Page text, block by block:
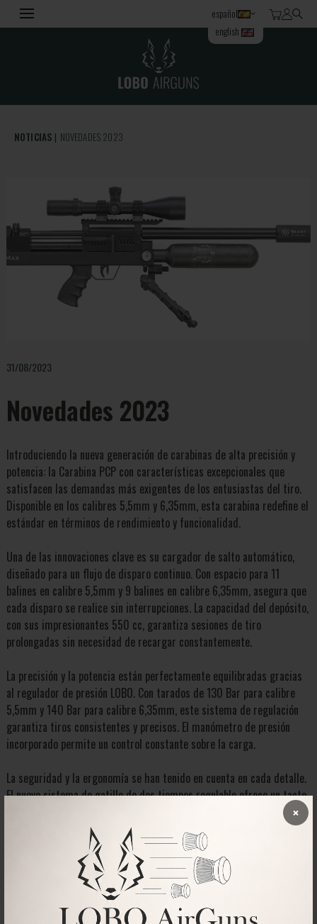
×
español
english
NOTICIAS NOVEDADES 2023
31/08/2023
Novedades 2023
Introduciendo la nueva generación de carabinas de alta precisión y
potencia: la Carabina PCP con características excepcionales que
satisfacen las demandas más exigentes de los entusiastas del tiro.
Disponible en los calibres 5,5mm y 6,35mm, esta carabina redefine el
estándar en términos de rendimiento y funcionalidad.
Una de las innovaciones clave es su cargador de salto automático,
diseñado para un flujo de disparo continuo. Con espacio para 11
balines en calibre 5,5mm y 9 balines en calibre 6,35mm, asegura que
cada disparo se realice sin interrupciones. La capacidad del depósito,
con sus impresionantes 550 cc, garantiza sesiones de tiro
prolongadas sin necesidad de recargar constantemente.
La precisión y la potencia están perfectamente equilibradas gracias
al regulador de presión LOBO. Con tarados de 130 Bar para calibre
5,5mm y 140 Bar para calibre 6,35mm, este sistema de regulación
garantiza tiros consistentes y precisos. El manómetro de presión
incorporado permite un control constante sobre la carga.
La seguridad y la ergonomía se han tenido en cuenta en cada detalle.
El nuevo sistema de gatillo de dos tiempos regulable ofrece un tacto
disparo junto al gatillo brinda confianza al usuario. La palanca de
carga tipo biatlón adelantada agrega comodidad y facilidad de uso.